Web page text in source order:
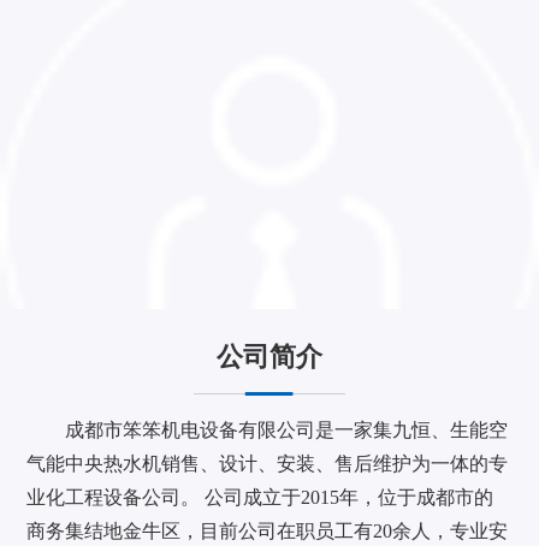
公司简介
成都市笨笨机电设备有限公司是一家集九恒、生能空
气能中央热水机销售、设计、安装、售后维护为一体的专
业化工程设备公司。 公司成立于2015年，位于成都市的
商务集结地金牛区，目前公司在职员工有20余人，专业安